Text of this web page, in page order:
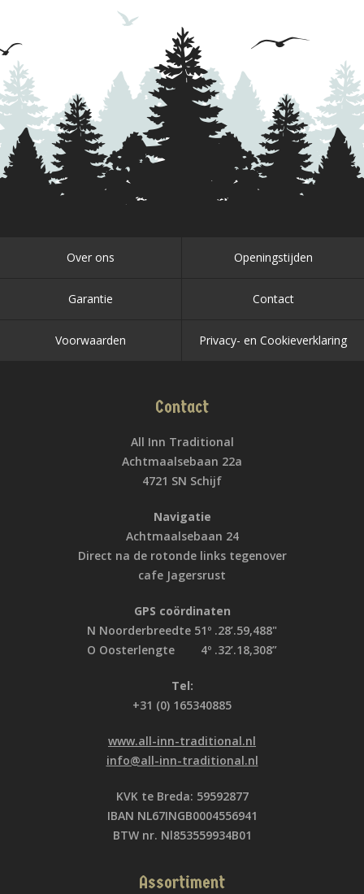
Over ons Openingstijden
Garantie Contact
Voorwaarden Privacy- en Cookieverklaring
Contact
All Inn Traditional
Achtmaalsebaan 22a
4721 SN Schijf
Navigatie
Achtmaalsebaan 24
Direct na de rotonde links tegenover
cafe Jagersrust
GPS coördinaten
N Noorderbreedte 51º .28’.59,488"
O Oosterlengte 4º .32’.18,308”
Tel:
+31 (0) 165340885
www.all-inn-traditional.nl
info@all-inn-traditional.nl
KVK te Breda: 59592877
IBAN NL67INGB0004556941
BTW nr. Nl853559934B01
Assortiment